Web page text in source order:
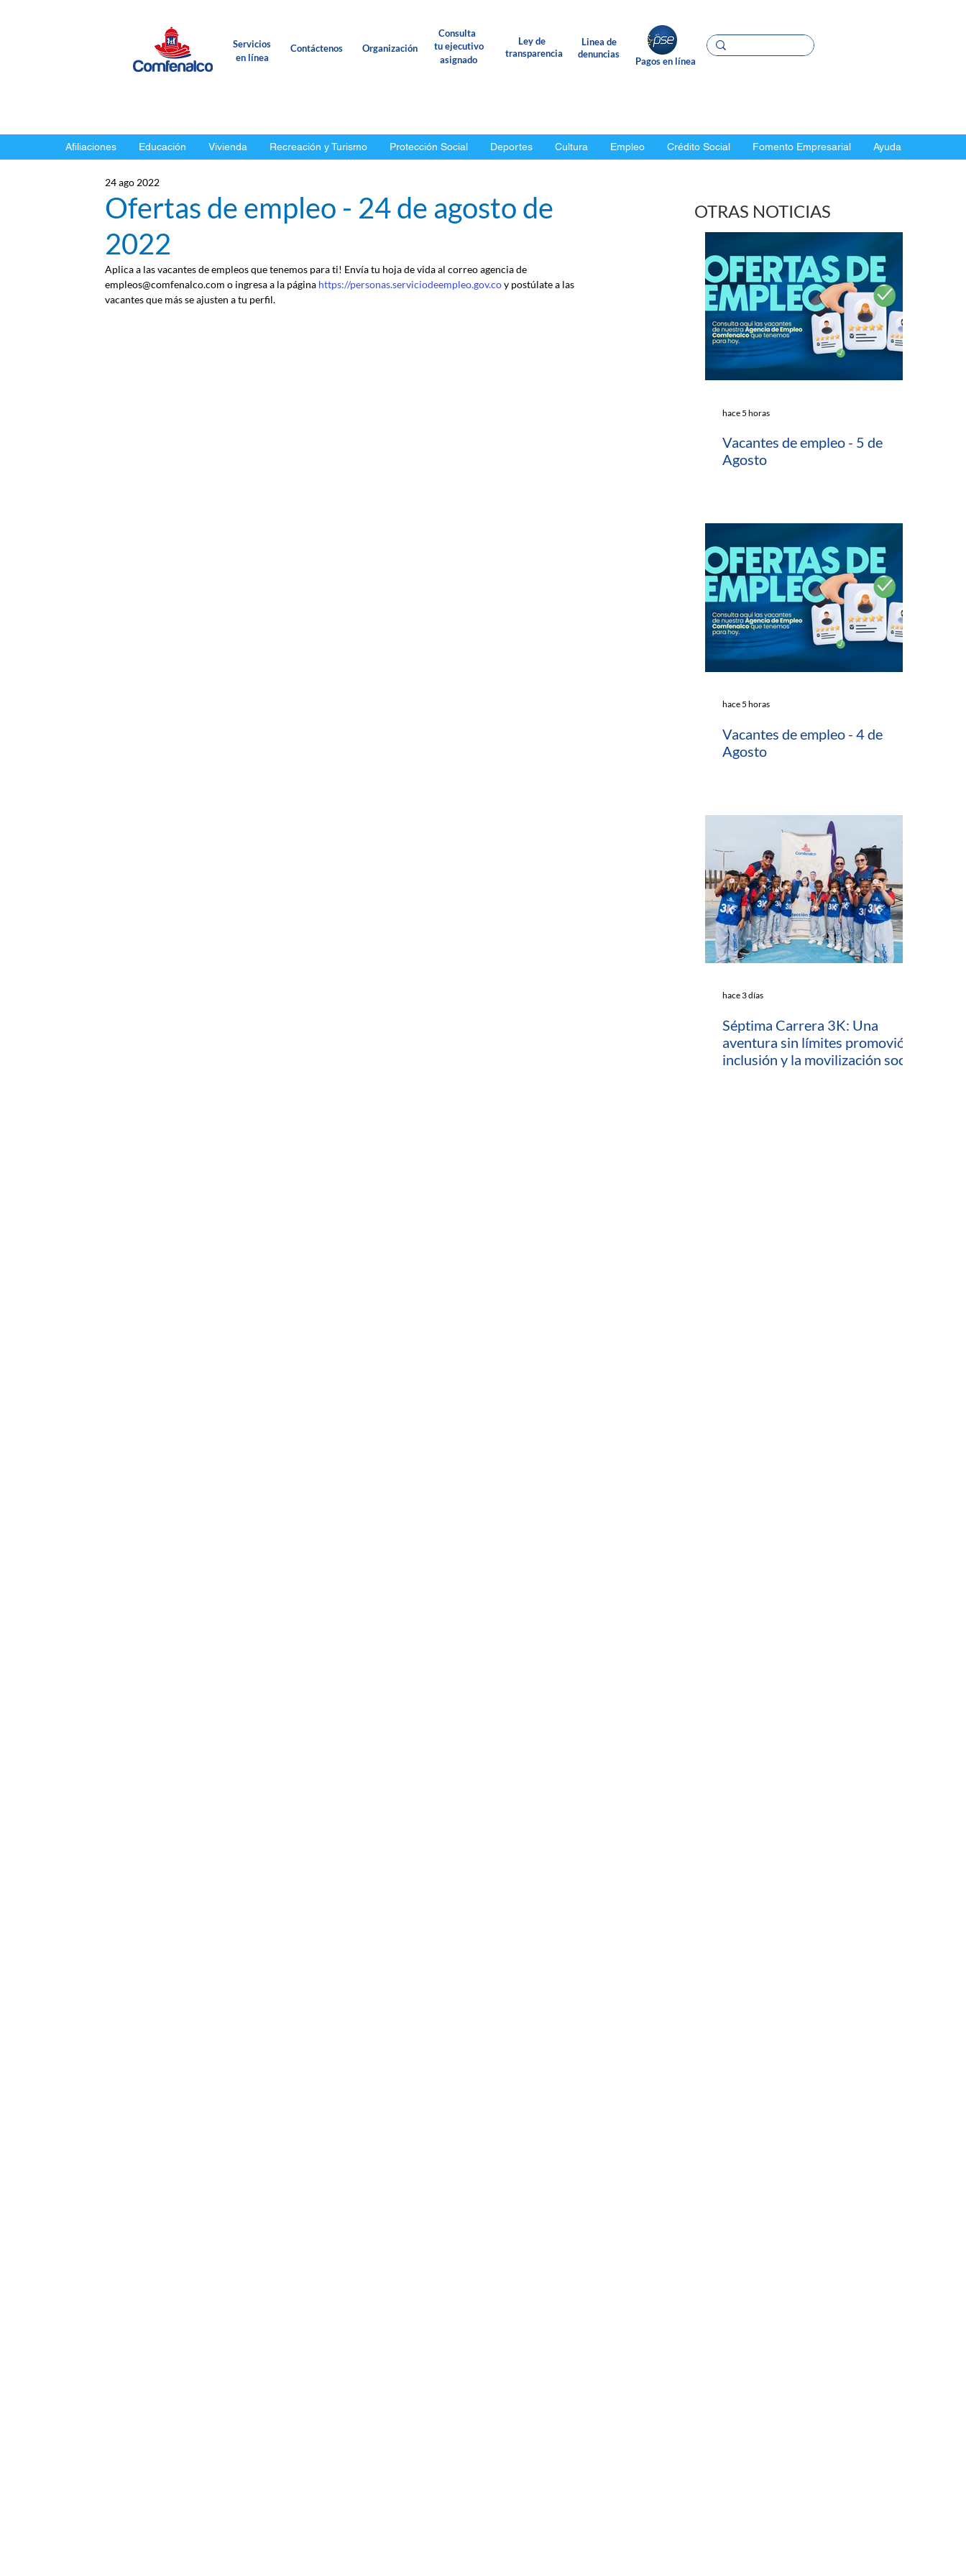
Servicios
en línea
Contáctenos Organización
Consulta
tu ejecutivo
asignado
Ley de
transparencia
Linea de
denuncias
Pagos en línea
Afiliaciones Educación Vivienda Recreación y Turismo Protección Social Deportes Cultura Empleo Crédito Social Fomento Empresarial Ayuda
Ofertas de empleo - 24 de agosto de
2022
24 ago 2022
Aplica a las vacantes de empleos que tenemos para ti! Envía tu hoja de vida al correo agencia de
empleos@comfenalco.com o ingresa a la página https://personas.serviciodeempleo.gov.co y postúlate a las
vacantes que más se ajusten a tu perfil.
OTRAS NOTICIAS
Vacantes de empleo - 5 de
Agosto
hace 5 horas
Vacantes de empleo - 4 de
Agosto
hace 5 horas
Séptima Carrera 3K: Una
aventura sin límites promovió la
inclusión y la movilización social
hace 3 días